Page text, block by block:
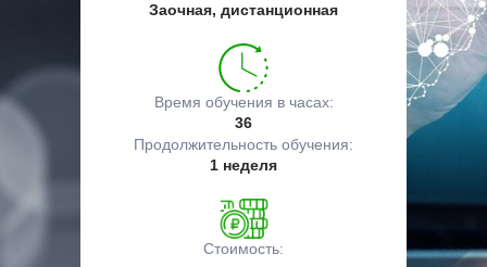
Заочная, дистанционная
Время обучения в часах:
36
Продолжительность обучения:
1 неделя
Стоимость: